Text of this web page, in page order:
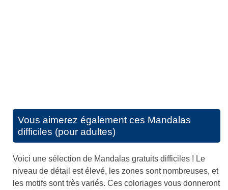
Vous aimerez également ces Mandalas
difficiles (pour adultes)
Voici une sélection de Mandalas gratuits difficiles ! Le
niveau de détail est élevé, les zones sont nombreuses, et
les motifs sont très variés. Ces coloriages vous donneront